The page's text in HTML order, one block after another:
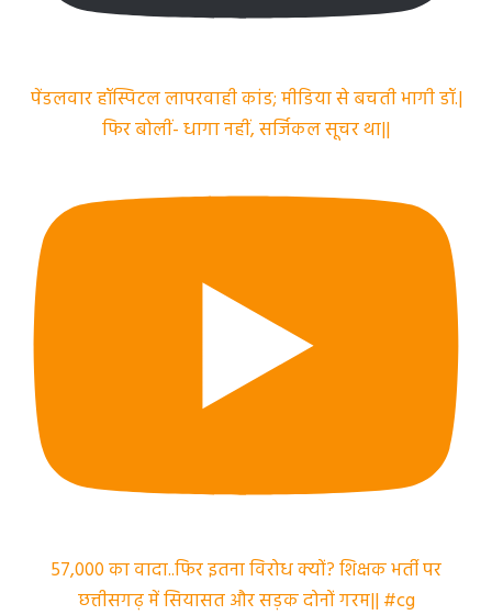
पेंडलवार हॉस्पिटल लापरवाही कांड; मीडिया से बचती भागी डॉ.|
फिर बोलीं- धागा नहीं, सर्जिकल सूचर था||
57,000 का वादा..फिर इतना विरोध क्यों? शिक्षक भर्ती पर
छत्तीसगढ़ में सियासत और सड़क दोनों गरम|| #cg